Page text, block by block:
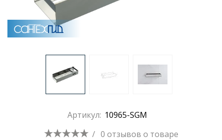
Полотенцесушители
Аксессуары для ванных комнат
Душевые поддоны
Душевые уголки и ограждения
Артикул: 10965-SGM
/ 0 отзывов о товаре